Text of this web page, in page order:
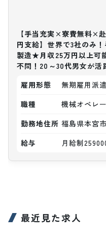
【手当充実×寮費無料×
円支給】世界で3社のみ
製造★月収25万円以上可
不問！20～30代男女が活
雇用形態
無期雇用派遣
職種
機械オペレ
勤務地住所 福島県本宮市
給与
月給制
最近見た求人